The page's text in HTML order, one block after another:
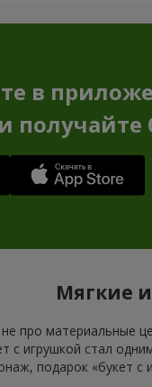
в
получайте
Мягкие
про материальные
с игрушкой стал
подарок «букет